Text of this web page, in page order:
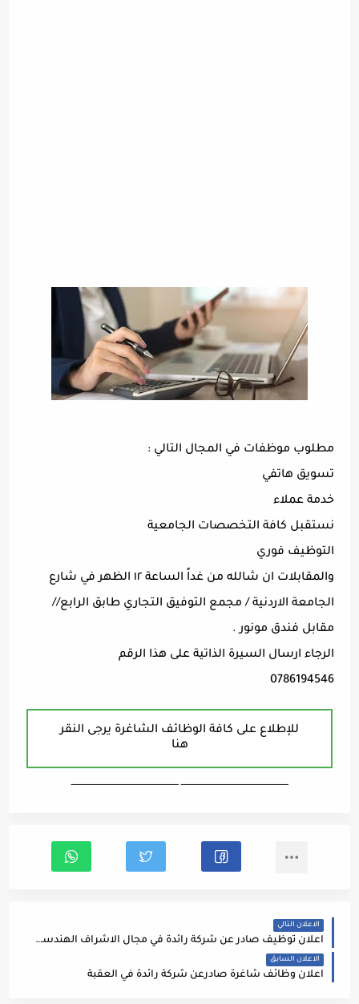
مطلوب موظفات في المجال التالي :
تسويق هاتفي
خدمة عملاء
نستقبل كافة التخصصات الجامعية
التوظيف فوري
والمقابلات ان شالله من غداً الساعة ١٢ الظهر في شارع
الجامعة الاردنية / مجمع التوفيق التجاري طابق الرابع//
مقابل فندق مونور .
الرجاء ارسال السيرة الذاتية على هذا الرقم
0786194546
للإطلاع على كافة الوظائف الشاغرة يرجى النقر
هنا
ـــــــــــــــــــــــــــــــــــــــــــــــــــــــــــــــــــ ـــــــــــــــــــــــــــــــــــــــــــــــــــــــــــــــــــ
الاعلان التالي
اعلان توظيف صادر عن شركة رائدة في مجال الاشراف الهندسي والبنية التحتية
الاعلان السابق
اعلان وظائف شاغرة صادرعن شركة رائدة في العقبة